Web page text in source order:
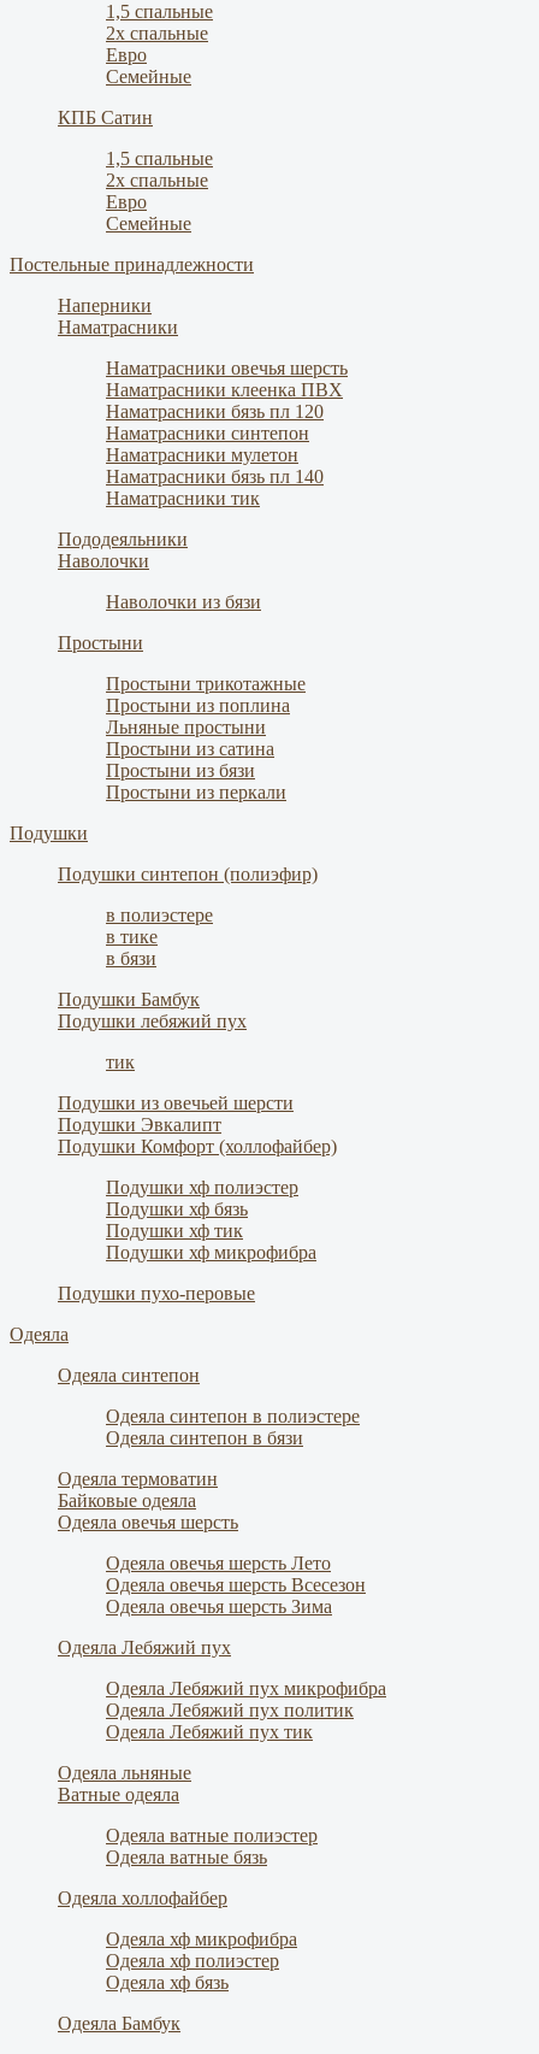
1,5 спальные
2х спальные
Евро
Семейные
КПБ Сатин
1,5 спальные
2х спальные
Евро
Семейные
Постельные принадлежности
Наперники
Наматрасники
Наматрасники овечья шерсть
Наматрасники клеенка ПВХ
Наматрасники бязь пл 120
Наматрасники синтепон
Наматрасники мулетон
Наматрасники бязь пл 140
Наматрасники тик
Пододеяльники
Наволочки
Наволочки из бязи
Простыни
Простыни трикотажные
Простыни из поплина
Льняные простыни
Простыни из сатина
Простыни из бязи
Простыни из перкали
Подушки
Подушки синтепон (полиэфир)
в полиэстере
в тике
в бязи
Подушки Бамбук
Подушки лебяжий пух
тик
Подушки из овечьей шерсти
Подушки Эвкалипт
Подушки Комфорт (холлофайбер)
Подушки хф полиэстер
Подушки хф бязь
Подушки хф тик
Подушки хф микрофибра
Подушки пухо-перовые
Одеяла
Одеяла синтепон
Одеяла синтепон в полиэстере
Одеяла синтепон в бязи
Одеяла термоватин
Байковые одеяла
Одеяла овечья шерсть
Одеяла овечья шерсть Лето
Одеяла овечья шерсть Всесезон
Одеяла овечья шерсть Зима
Одеяла Лебяжий пух
Одеяла Лебяжий пух микрофибра
Одеяла Лебяжий пух политик
Одеяла Лебяжий пух тик
Одеяла льняные
Ватные одеяла
Одеяла ватные полиэстер
Одеяла ватные бязь
Одеяла холлофайбер
Одеяла хф микрофибра
Одеяла хф полиэстер
Одеяла хф бязь
Одеяла Бамбук